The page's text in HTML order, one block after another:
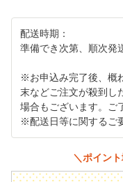
配送時期：
準備でき次第、順次発
※お申込み完了後、概
末などご注文が殺到し
場合もございます。ご
※配送日等に関するご
＼ポイン